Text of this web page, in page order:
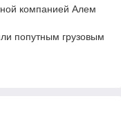
компанией Алем
попутным грузовым